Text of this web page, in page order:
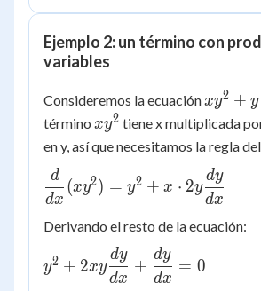
y^2
25
Ejemplo 2: un término con
variables
Consideremos la ecuación xy^2
+ y
= 7
xy2 + y
término xy^2
xy2 tiene x multiplicada
en y, así que necesitamos la regla
\dfrac{d}
{dx}
(xy^2) =
\cdot 2y
\dfrac{dy}
dx
d
(xy2) = y2 + x ⋅ 2y
dx
dy
Derivando el resto de la ecuación:
y^2 + 2xy
\dfrac{dy}
y2 + 2xy
dx
dy
+
dx
dy
= 0